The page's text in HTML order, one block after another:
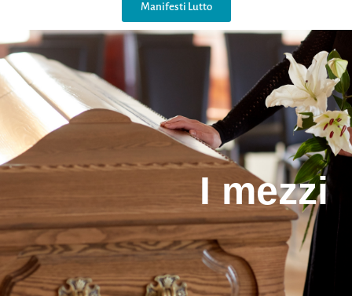
Manifesti Lutto
I mezzi